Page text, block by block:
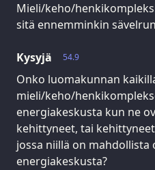
Mieli/keho/
sitä ennemminkin
54.9
Kysyjä
Onko luomakunnan
mieli/keho/
energiakeskusta kun ne
kehittyneet, tai
jossa niillä on mahdollista
energiakeskusta?